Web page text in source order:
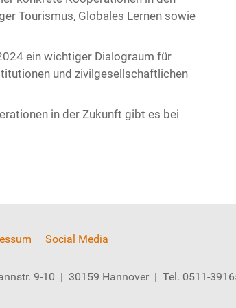
Tourismus, Globales Lernen sowie
ein wichtiger Dialograum für
und zivilgesellschaftlichen
in der Zukunft gibt es bei
Social Media
9-10 | 30159 Hannover | Tel. 0511-